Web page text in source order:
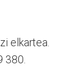
elkartea.
380.